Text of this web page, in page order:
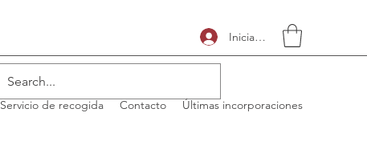
Iniciar sesión
Servicio de recogida Contacto Últimas incorporaciones